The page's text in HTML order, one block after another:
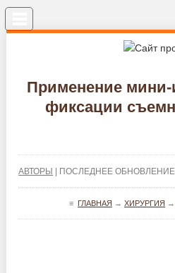
Применение
фиксации
АВТОРЫ | ПОСЛЕДНЕЕ
≡ ГЛАВНАЯ → ХИРУРГИЯ →